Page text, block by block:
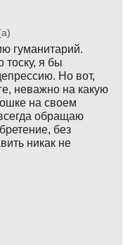
гуманитарий.
тоску, я бы
Но вот,
неважно на какую
на своем
обращаю
без
никак не